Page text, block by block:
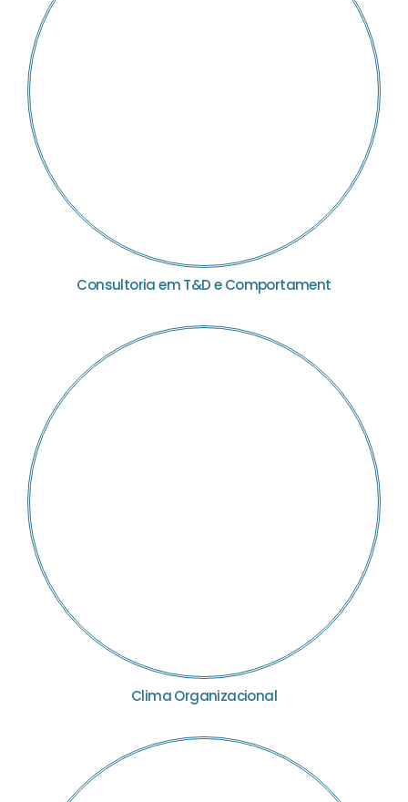
Consultoria em T&D e Comportament
Clima Organizacional